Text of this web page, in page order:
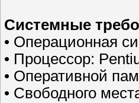
Cистемные
• Операционная
• Процессор:
• Оперативной
• Свободного